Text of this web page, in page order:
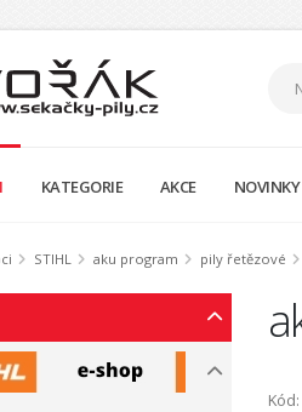
KATEGORIE AKCE NOVINKY
STIHL aku program pily řetězové